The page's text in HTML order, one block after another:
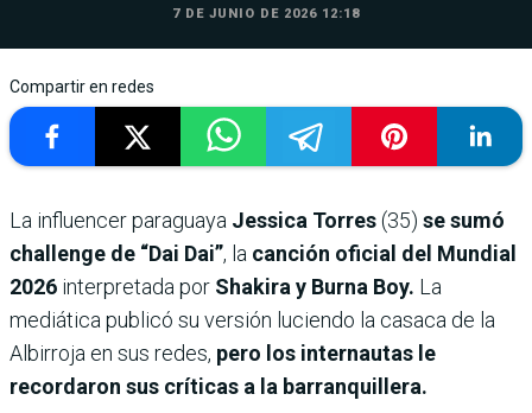
7 DE JUNIO DE 2026 12:18
Compartir en redes
La influencer paraguaya Jessica Torres(35) se sumó
challenge de “Dai Dai”, la canción oficial del Mundial
2026 interpretada por Shakira y Burna Boy. La
mediática publicó su versión luciendo la casaca de la
Albirroja en sus redes, pero los internautas le
recordaron sus críticas a la barranquillera.